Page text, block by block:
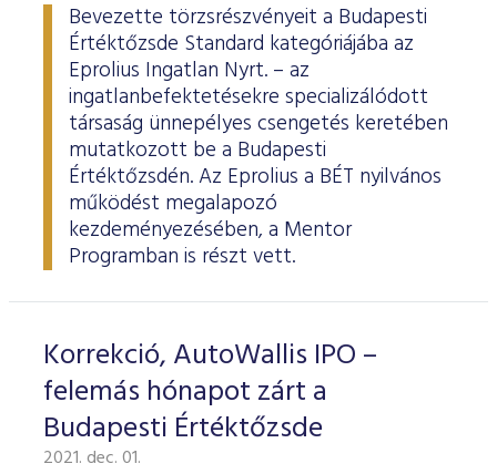
Bevezette törzsrészvényeit a Budapesti
Értéktőzsde Standard kategóriájába az
Eprolius Ingatlan Nyrt. – az
ingatlanbefektetésekre specializálódott
társaság ünnepélyes csengetés keretében
mutatkozott be a Budapesti
Értéktőzsdén. Az Eprolius a BÉT nyilvános
működést megalapozó
kezdeményezésében, a Mentor
Programban is részt vett.
Korrekció, AutoWallis IPO –
felemás hónapot zárt a
Budapesti Értéktőzsde
2021. dec. 01.